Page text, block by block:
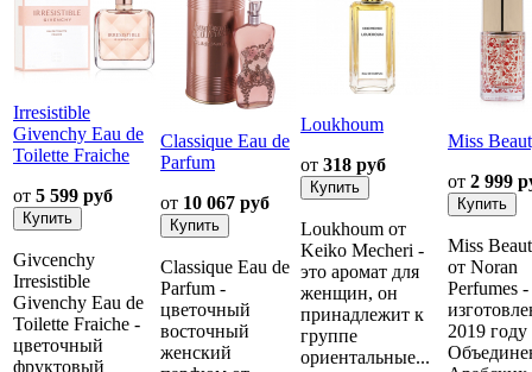
Irresistible
Givenchy Eau de
Toilette Fraiche
от 5 599 руб
Givcenchy
Irresistible
Givenchy Eau de
Toilette Fraiche -
цветочный
фруктовый
Classique Eau de
Parfum
от 10 067 руб
Classique Eau de
Parfum -
цветочный
восточный
женский
Loukhoum
от 318 руб
Loukhoum от
Keiko Mecheri -
это аромат для
женщин, он
принадлежит к
группе
ориентальные...
Miss
от 2 999
Miss
от Noran
Perfumes -
2019 году